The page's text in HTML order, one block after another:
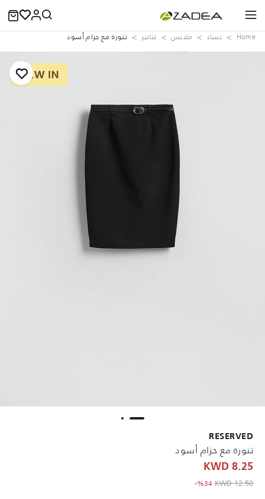
Home نساء ملابس تنانير تنورة مع حزام أسود
RESERVED
تنورة مع حزام أسود
8.25 KWD
Price reduced from
12.50 KWD
to 8.25 KWD
%34-